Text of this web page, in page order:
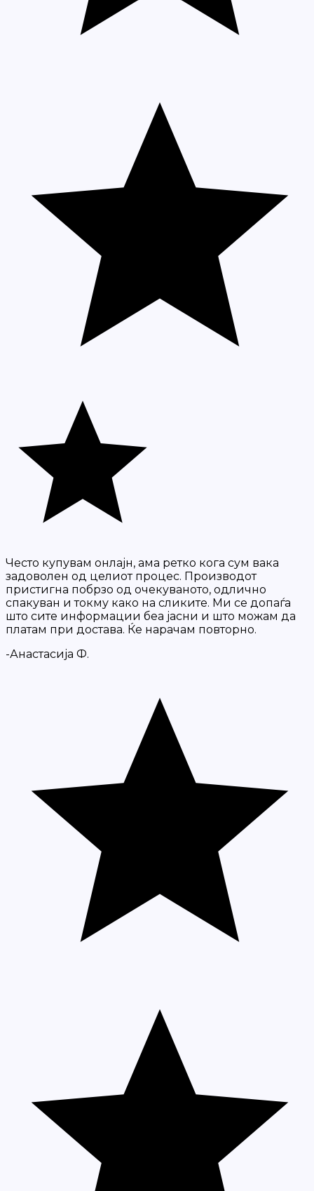
Често купувам онлајн, ама ретко кога сум вака
задоволен од целиот процес. Производот
пристигна побрзо од очекуваното, одлично
спакуван и токму како на сликите. Ми се допаѓа
што сите информации беа јасни и што можам да
платам при достава. Ќе нарачам повторно.
-Анастасија Ф.